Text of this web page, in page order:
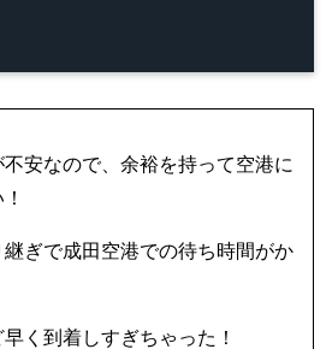
安なので、余裕を持って空港に
継ぎで成田空港での待ち時間がか
く到着しすぎちゃった！